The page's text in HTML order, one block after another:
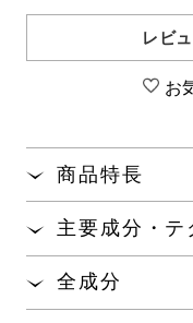
レビ
お
商品特長
みます。
肌に必要なう
主要成分・テ
※1」が、真珠
全成分